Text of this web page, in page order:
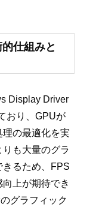
仕組みと
Display Driver
おり、GPUが
理の最適化を実
も大量のグラ
きるため、FPS
上が期待でき
グラフィック